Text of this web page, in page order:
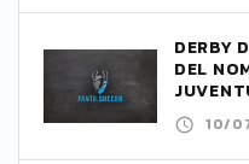
DERBY
DEL
10/